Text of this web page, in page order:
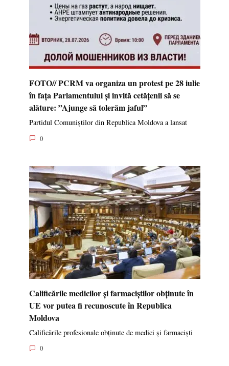
FOTO// PCRM va organiza un protest pe 28 iulie
în fața Parlamentului și invită cetățenii să se
alăture: ”Ajunge să tolerăm jaful”
Partidul Comuniștilor din Republica Moldova a lansat
0
Calificările medicilor și farmaciștilor obținute în
UE vor putea fi recunoscute în Republica
Moldova
Calificările profesionale obținute de medici și farmaciști
0